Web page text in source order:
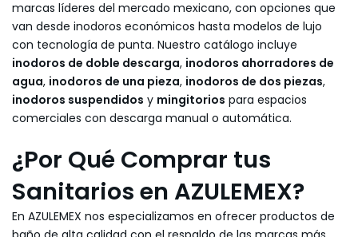
marcas líderes del mercado mexicano, con opciones que
van desde inodoros económicos hasta modelos de lujo
con tecnología de punta. Nuestro catálogo incluye
inodoros de doble descarga, inodoros ahorradores de
agua, inodoros de una pieza, inodoros de dos piezas,
inodoros suspendidos y mingitorios para espacios
comerciales con descarga manual o automática.
¿Por Qué Comprar tus
Sanitarios en AZULEMEX?
En AZULEMEX nos especializamos en ofrecer productos de